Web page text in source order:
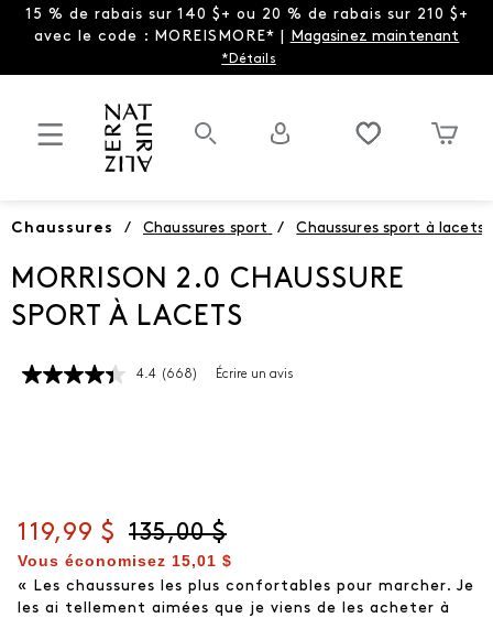
15 % de rabais sur 140 $+ ou 20 % de rabais sur 210 $+
avec le code : MOREISMORE* | Magasinez maintenant
*Détails
Chaussures / Chaussures sport / Chaussures sport à lacets
MORRISON 2.0 CHAUSSURE
SPORT À LACETS
4.4 Lire
page.
(668) Écrire un avis
Prix actuel
119,99 $ Prix d'origine
135,00 $
Vous économisez 15,01 $
« Les chaussures les plus confortables pour marcher. Je
les ai tellement aimées que je viens de les acheter à